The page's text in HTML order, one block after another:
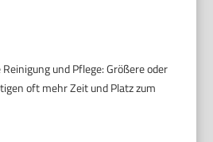
und Pflege: Größere oder
oft mehr Zeit und Platz zum